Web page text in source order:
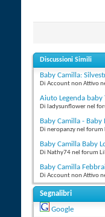
Discussioni Simili
Baby Camilla:
Di Account non Attivo
Aiuto Legenda baby
Di ladysunflower nel
Baby Camilla -
Di neropanzy nel forum
Baby Camilla Baby
Di Nathy74 nel forum
Baby Camilla
Di Account non Attivo
Segnalibri
Google